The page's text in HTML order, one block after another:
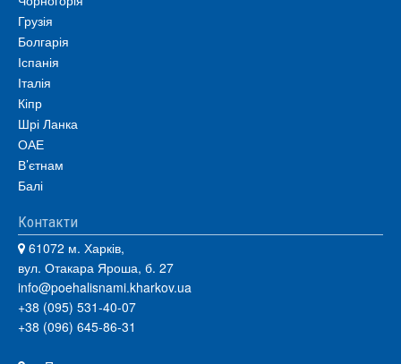
Грузія
Болгарія
Іспанія
Італія
Кіпр
Шрі Ланка
ОАЕ
В’єтнам
Балі
Контакти
61072 м. Харків,
вул. Отакара Яроша, б. 27
info@poehalisnami.kharkov.ua
+38 (095) 531-40-07
+38 (096) 645-86-31